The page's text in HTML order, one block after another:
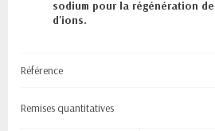
sodium pour la régénération
d'ions.
Référence
Remises quantitatives